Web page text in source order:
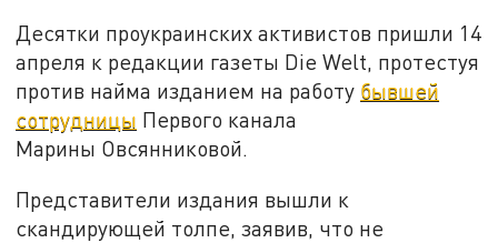
Десятки проукраинских активистов пришли 14
апреля к редакции газеты Die Welt, протестуя
против найма изданием на работу бывшей
сотрудницы Первого канала
Марины Овсянниковой.
Представители издания вышли к
скандирующей толпе, заявив, что не